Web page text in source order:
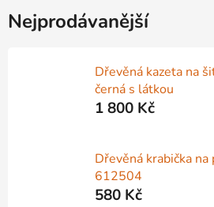
Nejprodávanější
Dřevěná kazeta na
černá s látkou
1 800 Kč
Dřevěná krabička na
612504
580 Kč